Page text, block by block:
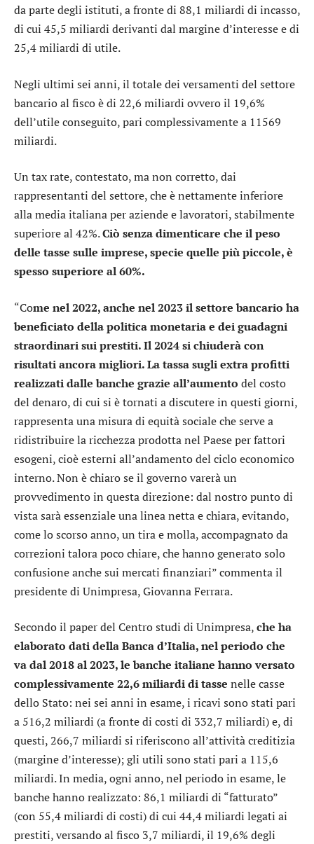
da parte degli istituti, a fronte di 88,1 miliardi di incasso,
di cui 45,5 miliardi derivanti dal margine d’interesse e di
25,4 miliardi di utile.
Negli ultimi sei anni, il totale dei versamenti del settore
bancario al fisco è di 22,6 miliardi ovvero il 19,6%
dell’utile conseguito, pari complessivamente a 11569
miliardi.
Un tax rate, contestato, ma non corretto, dai
rappresentanti del settore, che è nettamente inferiore
alla media italiana per aziende e lavoratori, stabilmente
superiore al 42%.Ciò senza dimenticare che il peso
delle tasse sulle imprese, specie quelle più piccole, è
spesso superiore al 60%.
“Come nel 2022, anche nel 2023 il settore bancario ha
beneficiato della politica monetaria e dei guadagni
straordinari sui prestiti. Il 2024 si chiuderà con
risultati ancora migliori. La tassa sugli extra profitti
realizzati dalle banche grazie all’aumento del costo
del denaro, di cui si è tornati a discutere in questi giorni,
rappresenta una misura di equità sociale che serve a
ridistribuire la ricchezza prodotta nel Paese per fattori
esogeni, cioè esterni all’andamento del ciclo economico
interno. Non è chiaro se il governo varerà un
provvedimento in questa direzione: dal nostro punto di
vista sarà essenziale una linea netta e chiara, evitando,
come lo scorso anno, un tira e molla, accompagnato da
correzioni talora poco chiare, che hanno generato solo
confusione anche sui mercati finanziari” commenta il
presidente di Unimpresa, Giovanna Ferrara.
Secondo il paper del Centro studi di Unimpresa,che ha
elaborato dati della Banca d’Italia, nel periodo che
va dal 2018 al 2023, le banche italiane hanno versato
complessivamente 22,6 miliardi di tasse nelle casse
dello Stato: nei sei anni in esame, i ricavi sono stati pari
a 516,2 miliardi (a fronte di costi di 332,7 miliardi) e, di
questi, 266,7 miliardi si riferiscono all’attività creditizia
(margine d’interesse); gli utili sono stati pari a 115,6
miliardi. In media, ogni anno, nel periodo in esame, le
banche hanno realizzato: 86,1 miliardi di “fatturato”
(con 55,4 miliardi di costi) di cui 44,4 miliardi legati ai
prestiti, versando al fisco 3,7 miliardi, il 19,6% degli